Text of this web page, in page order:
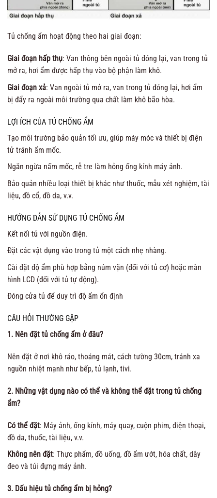
Tủ chống ẩm hoạt động theo hai giai đoạn:
Giai đoạn hấp thụ: Van thông bên ngoài tủ đóng lại, van trong tủ
mở ra, hơi ẩm được hấp thụ vào bộ phận làm khô.
Giai đoạn xả: Van ngoài tủ mở ra, van trong tủ đóng lại, hơi ẩm
bị đẩy ra ngoài môi trường qua chất làm khô bão hòa.
LỢI ÍCH CỦA TỦ CHỐNG ẨM
Tạo môi trường bảo quản tối ưu, giúp máy móc và thiết bị điện
tử tránh ẩm mốc.
Ngăn ngừa nấm mốc, rễ tre làm hỏng ống kính máy ảnh.
Bảo quản nhiều loại thiết bị khác như thuốc, mẫu xét nghiệm, tài
liệu, đồ cổ, đồ da, v.v.
HƯỚNG DẪN SỬ DỤNG TỦ CHỐNG ẨM
Kết nối tủ với nguồn điện.
Đặt các vật dụng vào trong tủ một cách nhẹ nhàng.
Cài đặt độ ẩm phù hợp bằng núm vặn (đối với tủ cơ) hoặc màn
hình LCD (đối với tủ tự động).
Đóng cửa tủ để duy trì độ ẩm ổn định
CÂU HỎI THƯỜNG GẶP
1. Nên đặt tủ chống ẩm ở đâu?
Nên đặt ở nơi khô ráo, thoáng mát, cách tường 30cm, tránh xa
nguồn nhiệt mạnh như bếp, tủ lạnh, tivi.
2. Những vật dụng nào có thể và không thể đặt trong tủ chống
ẩm?
Có thể đặt: Máy ảnh, ống kính, máy quay, cuộn phim, điện thoại,
đồ da, thuốc, tài liệu, v.v.
Không nên đặt: Thực phẩm, đồ uống, đồ ẩm ướt, hóa chất, dây
đeo và túi đựng máy ảnh.
3. Dấu hiệu tủ chống ẩm bị hỏng?